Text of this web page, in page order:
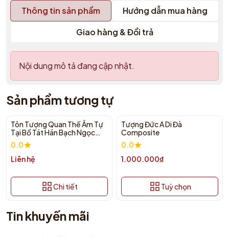
Thông tin sản phẩm
Hướng dẫn mua hàng
Giao hàng & Đổi trả
Nội dung mô tả đang cập nhật.
Sản phẩm tương tự
Tôn Tượng Quan Thế Âm Tự
Tại Bồ Tát Hán Bạch Ngọc
Nguyên Khối Xưa Sưu Tầm
68cm
0.0
Liên hệ
Chi tiết
Tượng Đức A Di Đà
Composite
0.0
1.000.000₫
Tuỳ chọn
Tin khuyến mãi